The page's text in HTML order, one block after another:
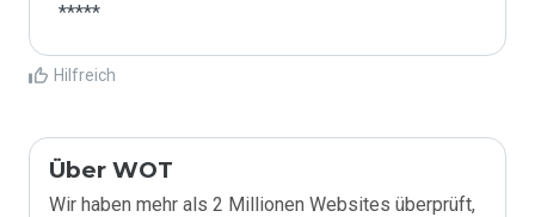
*****
Hilfreich
Über WOT
Wir haben mehr als 2 Millionen Websites überprüft,